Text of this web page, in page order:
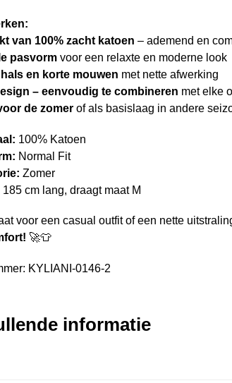
van 100% zacht katoen – ademend en
pasvormvoor een relaxte en moderne look
en korte mouwen met nette afwerking
– eenvoudig te combineren met elke
de zomerof als basislaag in andere
100% Katoen
Normal Fit
Zomer
185 cm lang, draagt maat M
voor een casual outfit of een nette
🚀👕
KYLIANI-0146-2
informatie